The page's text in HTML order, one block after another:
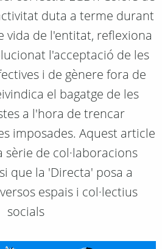
duta a terme durant
vida de l'entitat, reflexiona
l'acceptació de les
i de gènere fora de
el bagatge de les
a l'hora de trencar
imposades. Aquest article
de col·laboracions
que la 'Directa' posa a
espais i col·lectius
socials